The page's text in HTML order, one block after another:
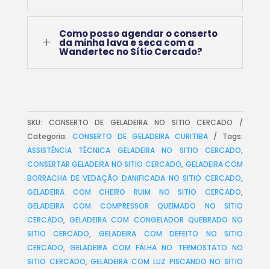
L
Como posso agendar o conserto
da minha lava e seca com a
Wandertec no Sítio Cercado?
SKU: CONSERTO DE GELADEIRA NO SITIO CERCADO
Categoria: CONSERTO DE GELADEIRA CURITIBA
Tags:
ASSISTÊNCIA TÉCNICA GELADEIRA NO SITIO CERCADO,
CONSERTAR GELADEIRA NO SITIO CERCADO, GELADEIRA COM
BORRACHA DE VEDAÇÃO DANIFICADA NO SITIO CERCADO,
GELADEIRA COM CHEIRO RUIM NO SITIO CERCADO,
GELADEIRA COM COMPRESSOR QUEIMADO NO SITIO
CERCADO,GELADEIRA COM CONGELADOR QUEBRADO NO
SITIO CERCADO, GELADEIRA COM DEFEITO NO SITIO
CERCADO,GELADEIRA COM FALHA NO TERMOSTATO NO
SITIO CERCADO,GELADEIRA COM LUZ PISCANDO NO SITIO